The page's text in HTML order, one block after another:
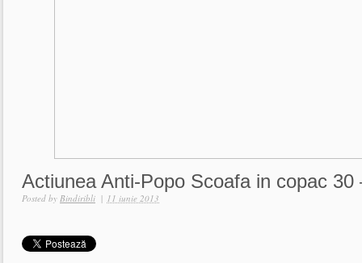
Actiunea Anti-Popo Scoafa in copac 30
Posted by Bindiribli | 11 iunie 2013